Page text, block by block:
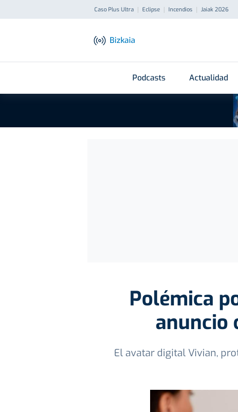
Caso Plus Ultra Eclipse Incendios Jaiak 2026
Bizkaia
Podcasts Actualidad
Polémica
anuncio
El avatar digital Vivian,